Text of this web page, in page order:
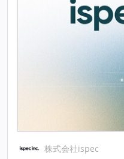
株式会社ispec